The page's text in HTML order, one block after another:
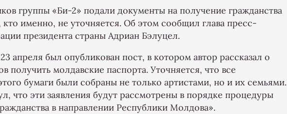
группы «Би-2» подали документы на получение гражданства
именно, не уточняется. Об этом сообщил глава пресс-
президента страны Адриан Бэлуцел.
23 апреля был опубликован пост, в котором автор рассказал о
получить молдавские паспорта. Уточняется, что все
бумаги были собраны не только артистами, но и их семьями.
что эти заявления будут рассмотрены в порядке процедуры
в направлении Республики Молдова».